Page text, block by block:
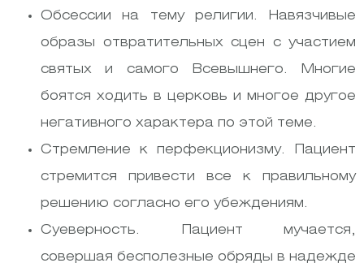
Обсессии на тему религии. Навязчивые
образы отвратительных сцен с участием
святых и самого Всевышнего. Многие
боятся ходить в церковь и многое другое
негативного характера по этой теме.
Стремление к перфекционизму. Пациент
стремится привести все к правильному
решению согласно его убеждениям.
Суеверность. Пациент мучается,
совершая бесполезные обряды в надежде